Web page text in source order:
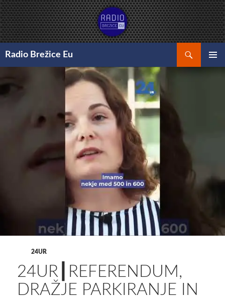
Preskoči
na
vsebino
Radio Brežice Eu
24UR
24UR┃REFERENDUM,
DRAŽJE PARKIRANJE IN